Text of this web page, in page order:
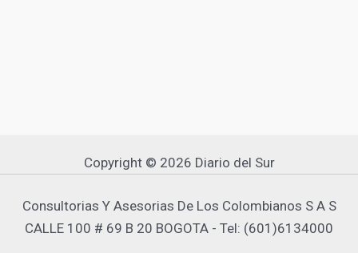
Copyright © 2026 Diario del Sur
Consultorias Y Asesorias De Los Colombianos S A S
CALLE 100 # 69 B 20 BOGOTA - Tel: (601)6134000